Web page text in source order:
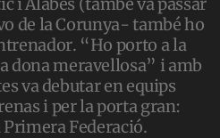
de la Corunya- també ho
“Ho porto a la
dona meravellosa” i amb
va debutar en equips
i per la porta gran:
Primera Federació.